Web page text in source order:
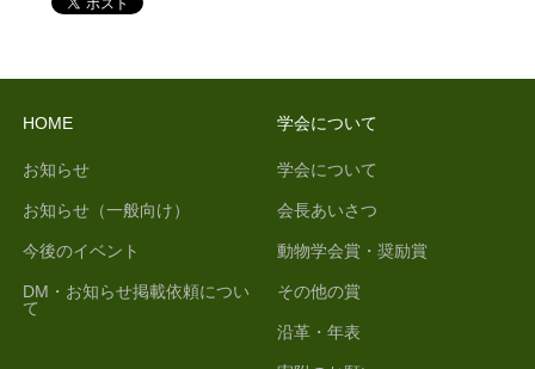
HOME
お知らせ
お知らせ（一般向け）
今後のイベント
DM・お知らせ掲載依頼につい
て
学会について
学会について
会長あいさつ
動物学会賞・奨励賞
その他の賞
沿革・年表